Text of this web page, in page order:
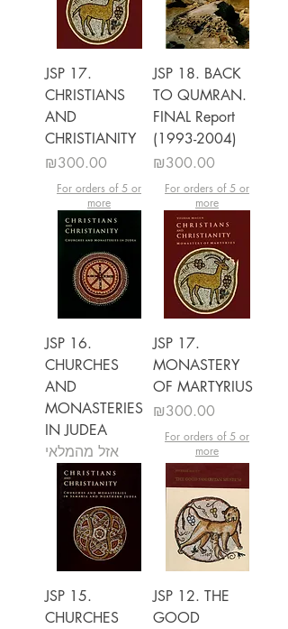
JSP 18. BACK
TO QUMRAN.
FINAL Report
(1993-2004)
מחיר
₪300.00
For orders of 5 or
more
JSP 17.
CHRISTIANS
AND
CHRISTIANITY
מחיר
₪300.00
For orders of 5 or
more
JSP 17.
MONASTERY
OF MARTYRIUS
מחיר
₪300.00
For orders of 5 or
more
JSP 16.
CHURCHES
AND
MONASTERIES
IN JUDEA
אזל מהמלאי
JSP 12. THE
GOOD
JSP 15.
CHURCHES